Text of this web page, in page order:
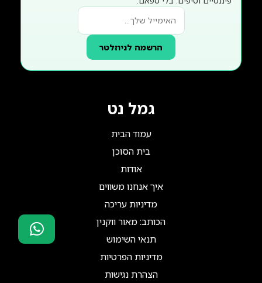
הרשמה לניוזלטר
גמל נט
עמוד הבית
בית הסוכן
אודות
איך אנחנו משווים
מדיניות עריכה
הכותב: מאור ווקנין
תנאי השימוש
מדיניות הפרטיות
הצהרת נגישות